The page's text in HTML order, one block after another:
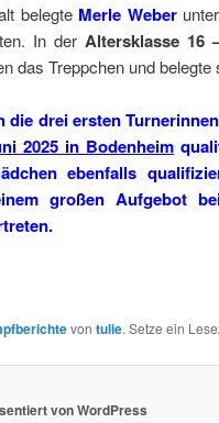
belegte Merle Weber
In der Altersklasse 16
das Treppchen und belegte
die drei ersten
2025 in Bodenheim
ebenfalls
großen Aufgebot
von tulie. Setze ein
von WordPress